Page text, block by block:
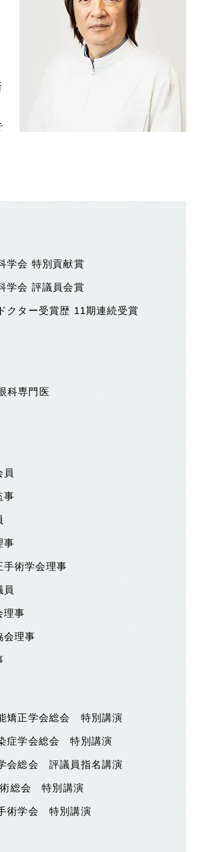
会 特別貢献賞
会 評議員会賞
ター受賞歴 11期連続受賞
科専門医
員
事
事
手術学会理事
員
理事
会理事
矯正学会総会 特別講演
症学会総会 特別講演
会総会 評議員指名講演
総会 特別講演
術学会 特別講演